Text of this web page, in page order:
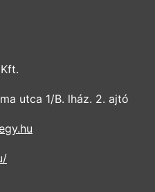
utca 1/B. lház. 2. ajtó